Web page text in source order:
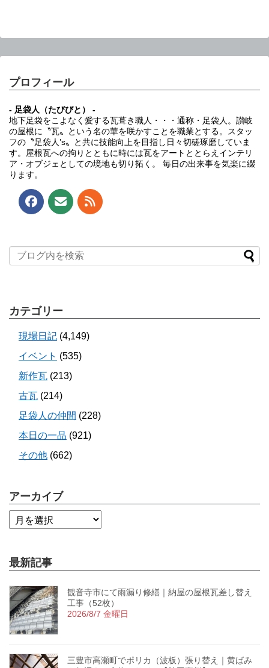
プロフィール
- 足袋人（たびびと） -
地下足袋をこよなく愛する瓦葺き職人・・・通称・足袋人。讃岐
の屋根に〝瓦〟という名の華を咲かすことを職業とする。スタッ
フの〝足袋人’s〟と共に技能向上を目指し日々切磋琢磨していま
す。屋根瓦への拘りとともに時には瓦をアートととらえインテリ
ア・オブジェとしての境地も切り拓く。 毎日の出来事を気楽に綴
ります。
カテゴリー
現場日記 (4,149)
イベント (535)
新作瓦 (213)
古瓦 (214)
足袋人の仲間 (228)
本日の一品 (921)
その他 (662)
アーカイブ
最新記事
観音寺市にて雨漏り修繕｜納屋の屋根瓦差し替え
工事（52枚）
2026/8/7 金曜日
三豊市高瀬町でポリカ（波板）張り替え｜黄ばみ